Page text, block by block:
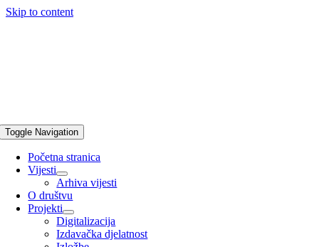
Skip to content
Toggle Navigation
Početna stranica
Vijesti
Arhiva vijesti
O društvu
Projekti
Digitalizacija
Izdavačka djelatnost